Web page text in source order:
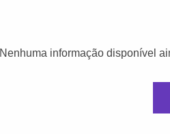
Nenhuma informação disponível